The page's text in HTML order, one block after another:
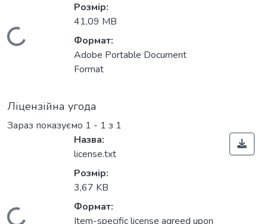
Вантажиться...
Розмір:
41,09 MB
Формат:
Adobe Portable Document
Format
Ліцензійна угода
Зараз показуємо 1 - 1 з 1
Назва:
license.txt
Розмір:
3,67 KB
Формат:
Item-specific license agreed upon